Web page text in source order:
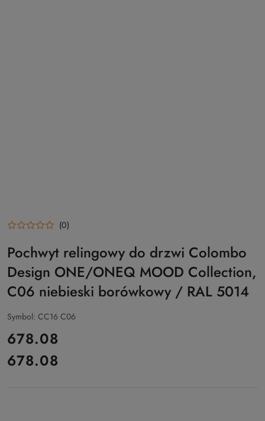
(0)
Pochwyt relingowy do drzwi Colombo
Design ONE/ONEQ MOOD Collection,
C06 niebieski borówkowy / RAL 5014
Symbol: CC16 C06
cena:
678.08
Cena:
678.08